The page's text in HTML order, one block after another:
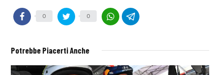
0 0
Potrebbe Piacerti Anche